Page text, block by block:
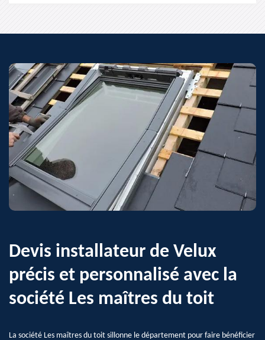
Devis installateur de Velux
précis et personnalisé avec la
société Les maîtres du toit
La société Les maîtres du toit sillonne le département pour faire bénéficier